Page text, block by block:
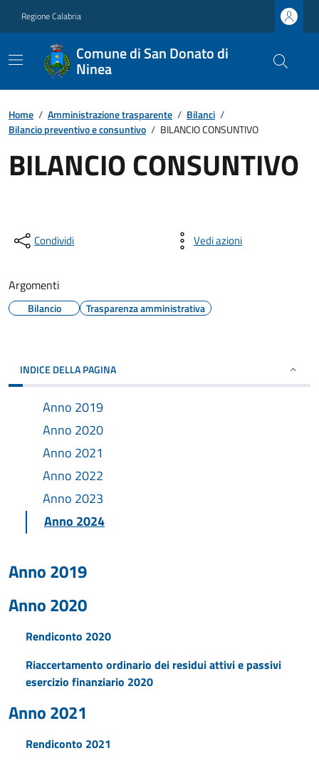
Regione Calabria
Comune di San Donato di
Ninea
Home / Amministrazione trasparente / Bilanci /
Bilancio preventivo e consuntivo / BILANCIO CONSUNTIVO
BILANCIO CONSUNTIVO
Condividi Vedi azioni
Argomenti
Bilancio Trasparenza amministrativa
INDICE DELLA PAGINA
Anno 2019
Anno 2020
Anno 2021
Anno 2022
Anno 2023
Anno 2024
Anno 2019
Anno 2020
Rendiconto 2020
Riaccertamento ordinario dei residui attivi e passivi
esercizio finanziario 2020
Anno 2021
Rendiconto 2021